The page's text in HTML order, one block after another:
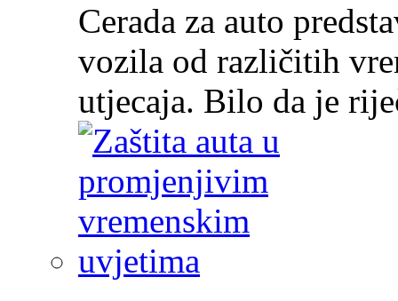
Cerada za auto
vozila od različitih
utjecaja. Bilo da je